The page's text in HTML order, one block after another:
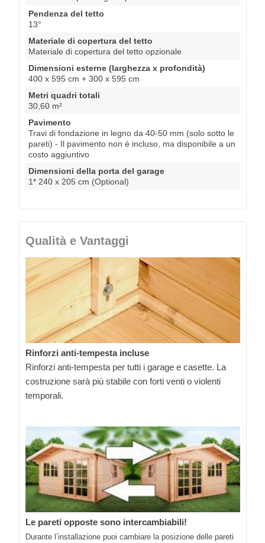
Pendenza del tetto
13°
Materiale di copertura del tetto
Materiale di copertura del tetto opzionale
Dimensioni esterne (larghezza x profondità)
400 x 595 cm + 300 x 595 cm
Metri quadri totali
30,60 m²
Pavimento
Travi di fondazione in legno da 40-50 mm (solo sotto le
pareti) - Il pavimento non è incluso, ma disponibile a un
costo aggiuntivo
Dimensioni della porta del garage
1* 240 x 205 cm (Optional)
Qualità e Vantaggi
Rinforzi anti-tempesta incluse
Rinforzi anti-tempesta per tutti i garage e casette. La
costruzione sarà più stabile con forti venti o violenti
temporali.
Le pareti opposte sono intercambiabili!
Durante l’installazione puoi cambiare la posizione delle pareti